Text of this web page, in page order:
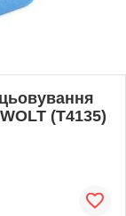
(T4135)